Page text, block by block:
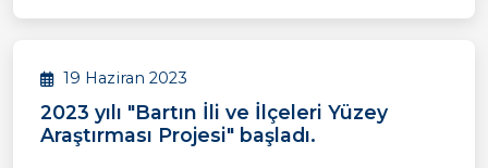
19 Haziran 2023
2023 yılı "Bartın İli ve İlçeleri Yüzey
Araştırması Projesi" başladı.